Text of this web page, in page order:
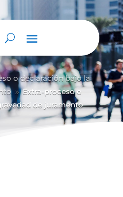
o declaración bajo la
9 Extra-proceso o
de juramento